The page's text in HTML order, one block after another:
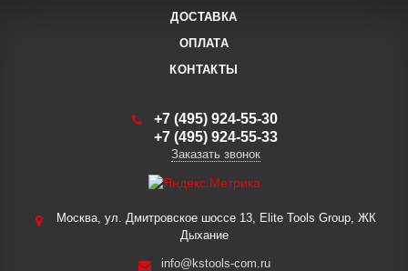
ДОСТАВКА
ОПЛАТА
КОНТАКТЫ
+7 (495) 924-55-30
+7 (495) 924-55-33
Заказать звонок
Москва, ул. Дмитровское шоссе 13, Elite Tools Group, ЖК
Дыхание
info@kstools-com.ru